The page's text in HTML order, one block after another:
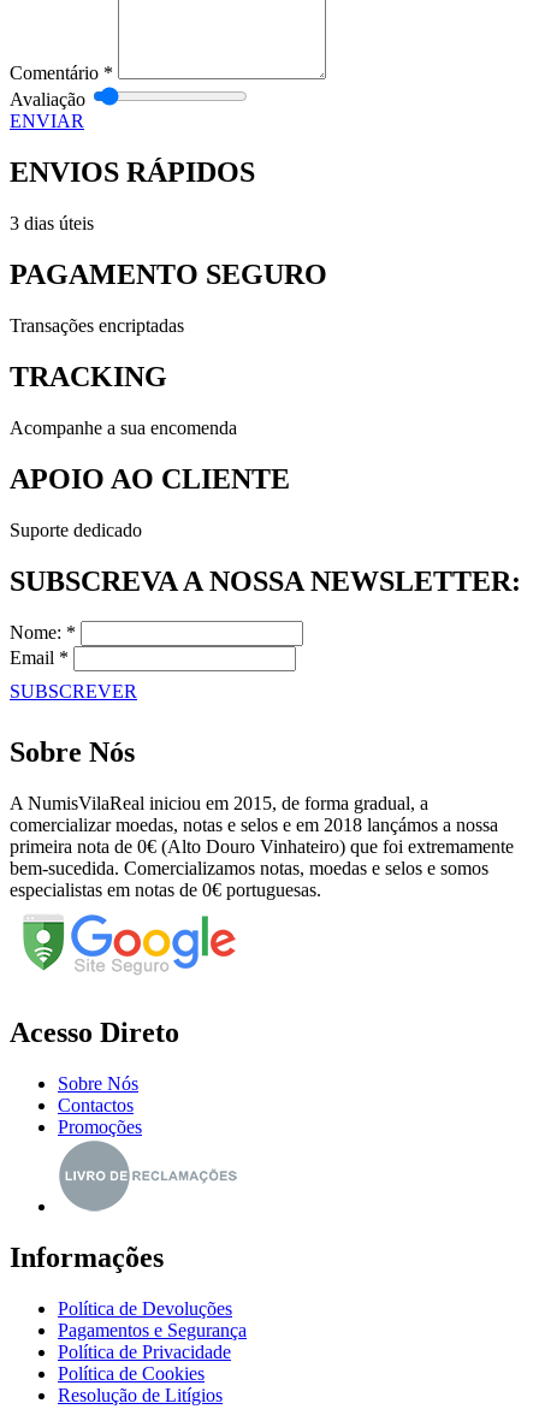
Comentário *
Avaliação
ENVIAR
ENVIOS RÁPIDOS
3 dias úteis
PAGAMENTO SEGURO
Transações encriptadas
TRACKING
Acompanhe a sua encomenda
APOIO AO CLIENTE
Suporte dedicado
SUBSCREVA A NOSSA NEWSLETTER:
Nome: *
Email *
SUBSCREVER
Sobre Nós
A NumisVilaReal iniciou em 2015, de forma gradual, a
comercializar moedas, notas e selos e em 2018 lançámos a nossa
primeira nota de 0€ (Alto Douro Vinhateiro) que foi extremamente
bem-sucedida. Comercializamos notas, moedas e selos e somos
especialistas em notas de 0€ portuguesas.
Acesso Direto
Sobre Nós
Contactos
Promoções
Informações
Política de Devoluções
Pagamentos e Segurança
Política de Privacidade
Política de Cookies
Resolução de Litígios